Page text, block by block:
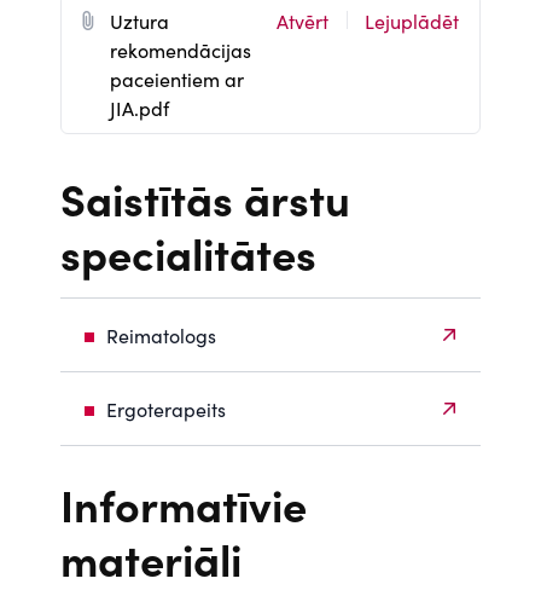
D
o
c
u
m
e
n
t
Uztura
rekomendācijas
paceientiem ar
JIA.pdf
Atvērt Lejuplādēt
Saistītās ārstu
specialitātes
Reimatologs
Ergoterapeits
Informatīvie
materiāli